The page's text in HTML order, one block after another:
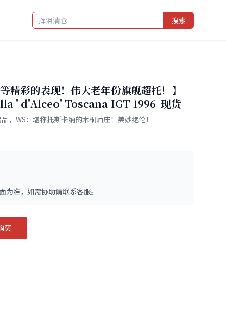
搜索
精彩的表现！伟大老年份旗舰超托！】
' d'Alceo' Toscana IGT 1996 现货
，WS：堪称托斯卡纳的木桐酒庄！美妙绝伦！
为准，如需协助请联系客服。
买